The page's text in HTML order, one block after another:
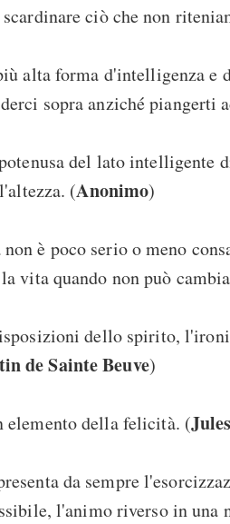
ciò che non
alta forma d'intelligenza e
sopra anziché piangerti
del lato intelligente
(Anonimo)
è poco serio o meno
vita quando non può
dello spirito,
de Sainte Beuve)
elemento della felicità. (
da sempre
l'animo riverso in una